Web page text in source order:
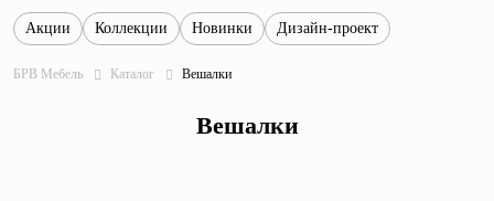
Все товары
Тумбы
Акции Коллекции Новинки Дизайн-проект
БРВ Мебель Каталог Вешалки
Вешалки